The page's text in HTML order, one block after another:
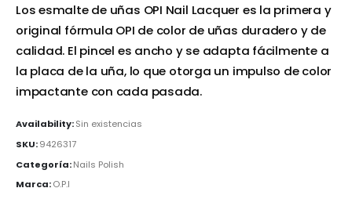
Los esmalte de uñas OPI Nail Lacquer es la primera y
original fórmula OPI de color de uñas duradero y de
calidad. El pincel es ancho y se adapta fácilmente a
la placa de la uña, lo que otorga un impulso de color
impactante con cada pasada.
Availability:Sin existencias
SKU:9426317
Categoría:Nails Polish
Marca:O.P.I